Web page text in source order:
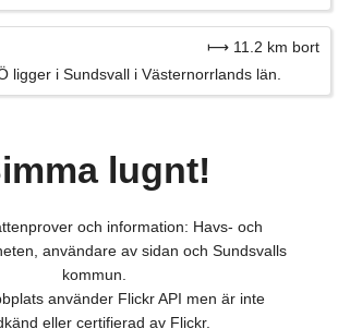
⟼ 11.2 km bort
ligger i Sundsvall i Västernorrlands län.
lugnt!
och information: Havs- och
användare av sidan och Sundsvalls
kommun.
använder Flickr API men är inte
eller certifierad av Flickr.